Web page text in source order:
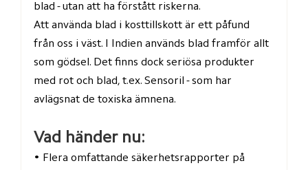
blad - utan att ha förstått riskerna.
Att använda blad i kosttillskott är ett påfund
från oss i väst. I Indien används blad framför allt
som gödsel. Det finns dock seriösa produkter
med rot och blad, t.ex. Sensoril - som har
avlägsnat de toxiska ämnena.
Vad händer nu:
• Flera omfattande säkerhetsrapporter på